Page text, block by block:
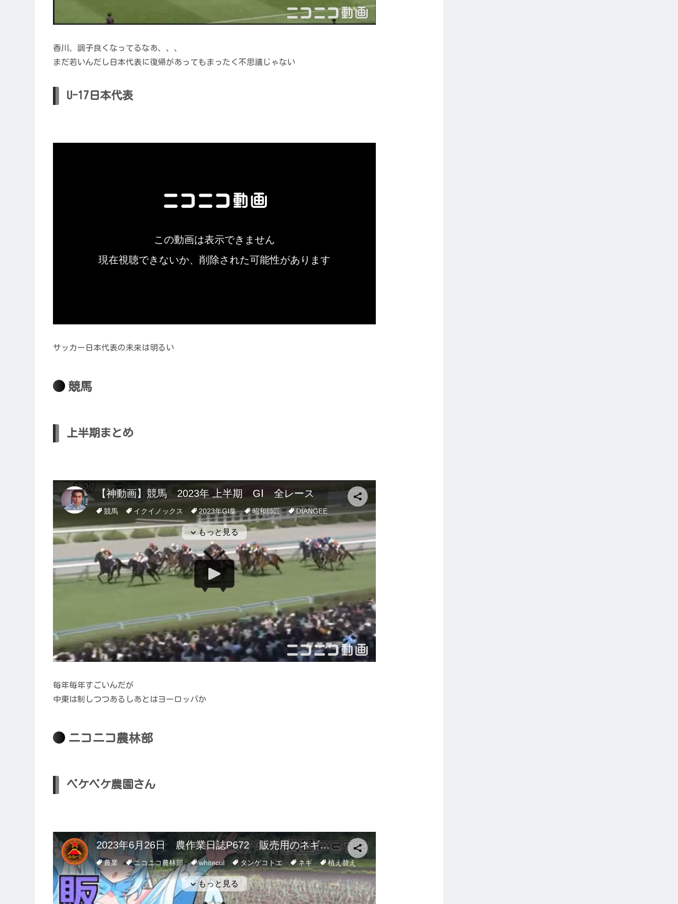
香川、調子良くなってるなあ、、、
まだ若いんだし日本代表に復帰があってもまったく不思議じゃない
U-17日本代表
サッカー日本代表の未来は明るい
競馬
上半期まとめ
毎年毎年すごいんだが
中東は制しつつあるしあとはヨーロッパか
ニコニコ農林部
ペケペケ農園さん